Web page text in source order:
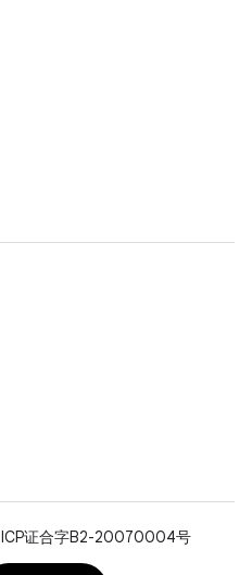
ICP证合字B2-20070004号